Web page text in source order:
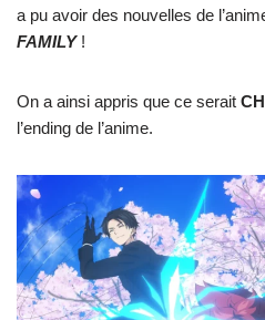
a pu avoir des nouvelles de
FAMILY!
On a ainsi appris que ce serait
l’ending de l’anime.